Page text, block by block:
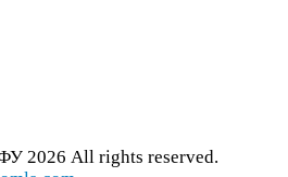
2026 All rights reserved.